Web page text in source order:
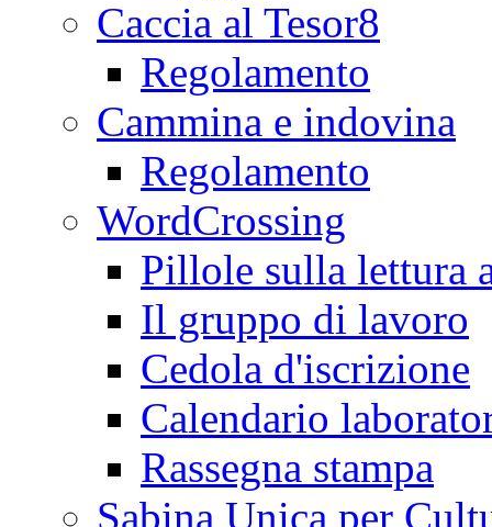
Caccia al Tesor8
Regolamento
Cammina e indovina
Regolamento
WordCrossing
Pillole sulla lettura
Il gruppo di lavoro
Cedola d'iscrizione
Calendario
Rassegna stampa
Sabina Unica per